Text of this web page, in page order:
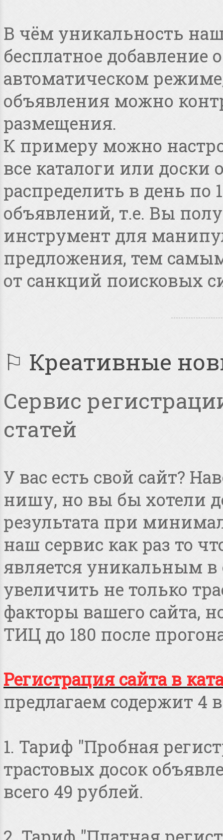
В чём уникальность
бесплатное добавление
автоматическом
объявления можно
размещения.
К примеру можно
все каталоги или
распределить в день по
объявлений, т.е. Вы
инструмент для
предложения, тем
от санкций поисковых
⚐ Креативные
Сервис
статей
У вас есть свой сайт?
нишу, но вы бы хотели
результата при
наш сервис как раз то
является уникальным в
увеличить не только
факторы вашего сайта,
ТИЦ до 180 после
Регистрация сайта в
предлагаем содержит 4
1. Тариф "Пробная
трастовых досок
всего 49 рублей.